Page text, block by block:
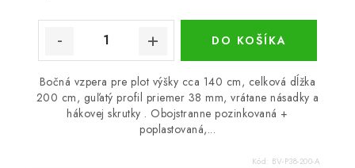
DO KOŠÍKA
Bočná vzpera pre plot výšky cca 140 cm, celková dĺžka
200 cm, guľatý profil priemer 38 mm, vrátane násadky a
hákovej skrutky . Obojstranne pozinkovaná +
poplastovaná,...
Kód: BV-P38-200-A